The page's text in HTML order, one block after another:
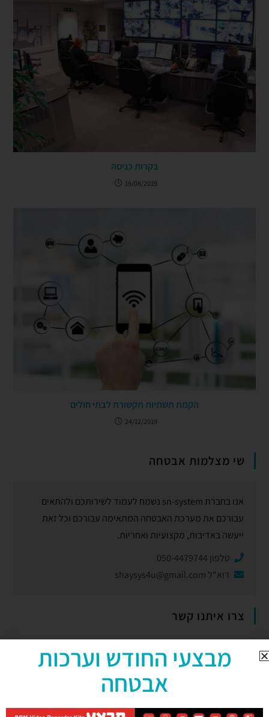
בקרות כניסה
19/08/2019
הקמת תשתיות תקשורת לבתי חולים
24/12/2019
שי מצלמות אבטחה
אנו בחברת sn-system נשמח לעמוד לשירותכם ולהתאים
עבורכם את מערכת האבטחה המתאימה עבורכם וכל זאת
ייעשה באדיבות, מקצועיות ואחריות.
טלפון 050-4479744
דוא"ל shaysys4u@gmail.com
צרו איתנו קשר
מבצעי החודש וערכות
אבטחה